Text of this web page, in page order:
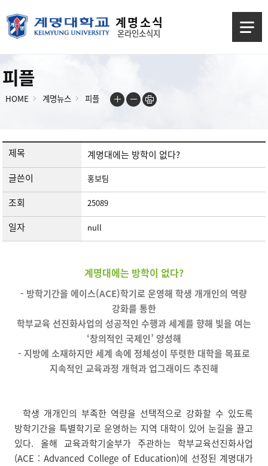
계 명 소 식
온라인소식지
피플
HOME 계명뉴스 피플
제목
계명대에는 방학이 없다?
글쓴이
홍보팀
조회 25089
일자 null
계명대에는 방학이 없다?
- 방학기간을 에이스(ACE)학기로 운영해 학생 개개인의 역량
강화를 통한
학부교육 선진화사업의 성공적인 수행과 세계를 향해 빛을 여는
‘창의적인 국제인’ 양성해
- 지방에 소재하지만 세계 속에 정체성이 뚜렷한 대학을 목표로
지속적인 교육과정 개혁과 업그래이드 추진해
학생 개개인의 부족한 역량을 선택적으로 강화할 수 있도록
방학기간을 특별학기로 운영하는 지역 대학이 있어 눈길을 끌고
있다. 올해 교육과학기술부가 주관하는 학부교육선진화사업
(ACE : Advanced College of Education)에 선정된 계명대가